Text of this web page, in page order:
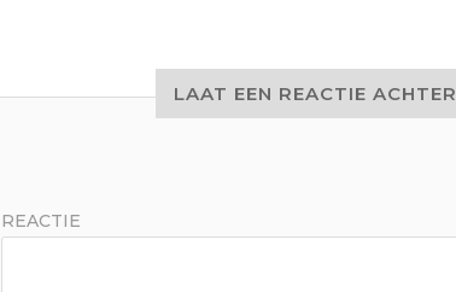
LAAT EEN REACTIE ACHTER
REACTIE